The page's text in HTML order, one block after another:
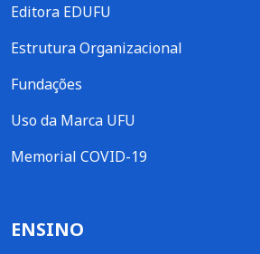
Editora EDUFU
Estrutura Organizacional
Fundações
Uso da Marca UFU
Memorial COVID-19
ENSINO